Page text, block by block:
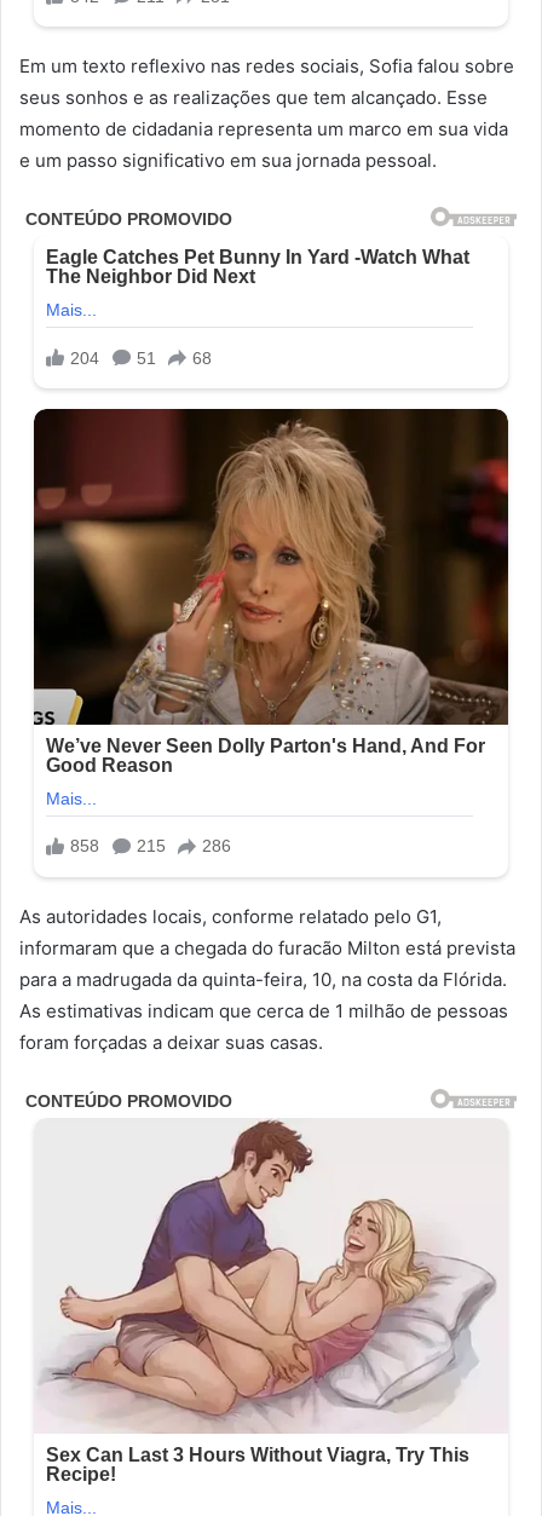
Em um texto reflexivo nas redes sociais, Sofia falou sobre
seus sonhos e as realizações que tem alcançado. Esse
momento de cidadania representa um marco em sua vida
e um passo significativo em sua jornada pessoal.
As autoridades locais, conforme relatado pelo G1,
informaram que a chegada do furacão Milton está prevista
para a madrugada da quinta-feira, 10, na costa da Flórida.
As estimativas indicam que cerca de 1 milhão de pessoas
foram forçadas a deixar suas casas.